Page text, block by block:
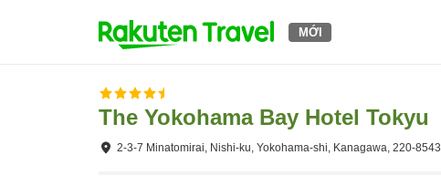
MỚI
The Yokohama Bay Hotel Tokyu
2-3-7 Minatomirai, Nishi-ku, Yokohama-shi, Kanagawa, 220-8543